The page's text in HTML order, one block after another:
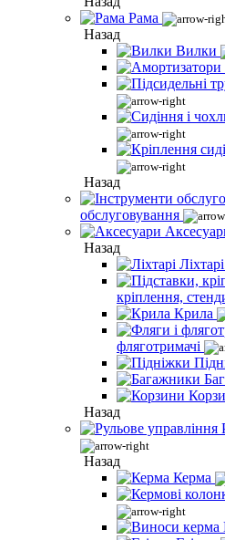
Рама
Назад
Вилки
Назад
обслуговування
Назад
Ліхтарі
кріплення,
Крила
фляготримачі
Назад
Назад
Керма